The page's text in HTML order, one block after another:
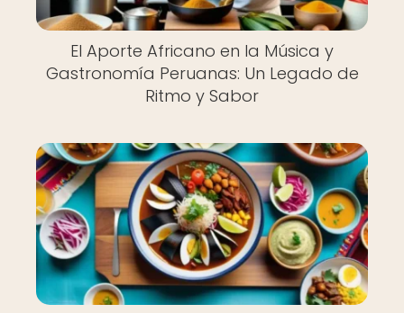
El Aporte Africano en la Música y
Gastronomía Peruanas: Un Legado de
Ritmo y Sabor